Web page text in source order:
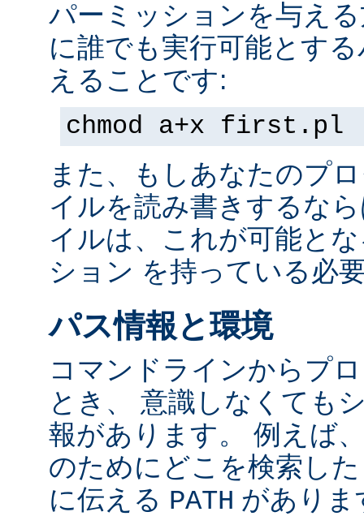
パーミッションを与え
に誰でも実行可能とす
えることです:
chmod a+x first.pl
また、もしあなたのプ
イルを読み書きするな
イルは、これが可能と
ション を持っている必
パス情報と環境
コマンドラインからプ
とき、 意識しなくても
報があります。 例えば
のためにどこを検索し
に伝える PATH がありま